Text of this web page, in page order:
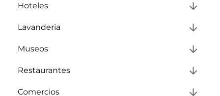
Hoteles
Lavanderia
Museos
Restaurantes
Comercios